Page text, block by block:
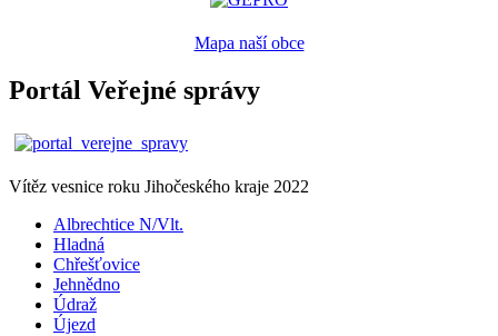
Mapa naší obce
Portál Veřejné správy
Vítěz vesnice roku Jihočeského kraje 2022
Albrechtice N/Vlt.
Hladná
Chřešťovice
Jehnědno
Údraž
Újezd